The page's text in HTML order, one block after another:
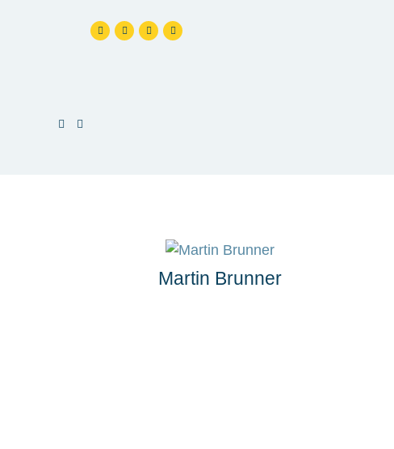
Martin Brunner